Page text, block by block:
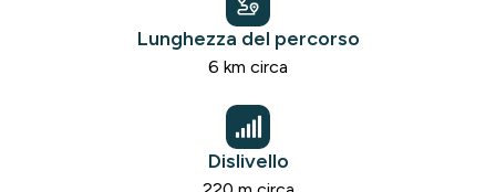
Lunghezza del percorso
6 km circa
Dislivello